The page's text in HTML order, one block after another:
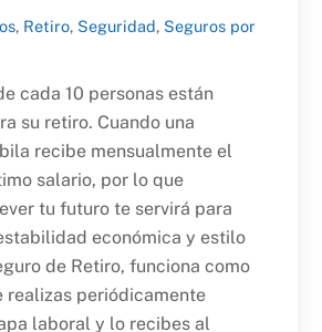
, Retiro, Seguridad, Seguros por
cada 10 personas están
su retiro. Cuando una
recibe mensualmente el
salario, por lo que
tu futuro te servirá para
económica y estilo
de Retiro, funciona como
realizas periódicamente
laboral y lo recibes al